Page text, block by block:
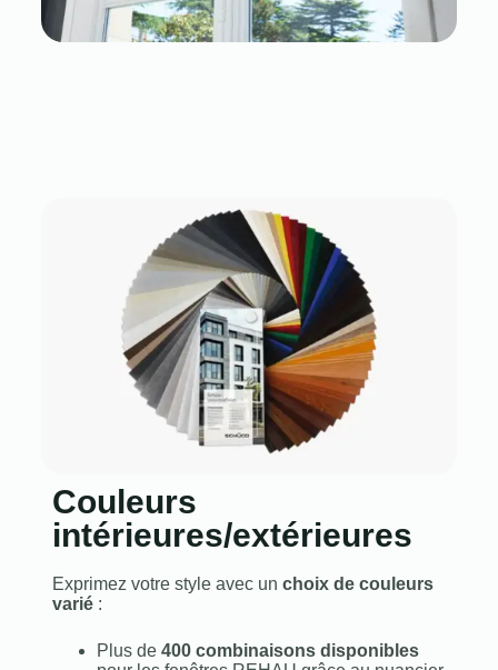
Couleurs
intérieures/extérieures
Exprimez votre style avec un choix de couleurs
varié:
Plus de 400 combinaisons disponibles